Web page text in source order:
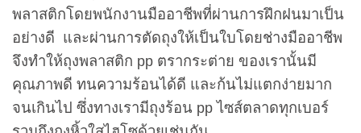
พลาสติกโดยพนักงานมืออาชีพที่ผ่านการฝึกฝนมาเป็น
อย่างดี และผ่านการตัดถุงให้เป็นใบโดยช่างมืออาชีพ
จึงทำให้ถุงพลาสติก pp ตรากระต่าย ของเรานั้นมี
คุณภาพดี ทนความร้อนได้ดี และก้นไม่แตกง่ายมาก
จนเกินไป ซึ่งทางเรามีถุงร้อน pp ไซส์ตลาดทุกเบอร์